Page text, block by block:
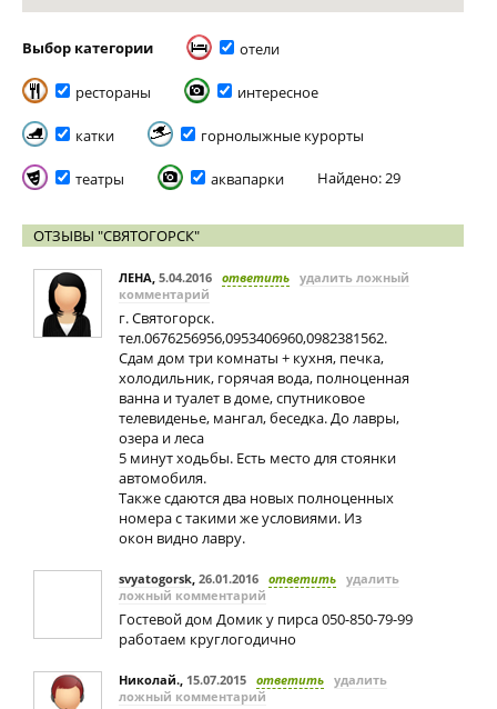
Выбор категории отели
рестораны интересное
катки горнолыжные курорты
театры аквапарки Найдено: 29
ОТЗЫВЫ "СВЯТОГОРСК"
ЛЕНА, 5.04.2016 ответить удалить ложный
комментарий
г. Святогорск.
тел.0676256956,0953406960,0982381562.
Сдам дом три комнаты + кухня, печка,
холодильник, горячая вода, полноценная
ванна и туалет в доме, спутниковое
телевиденье, мангал, беседка. До лавры,
озера и леса
5 минут ходьбы. Есть место для стоянки
автомобиля.
Также сдаются два новых полноценных
номера с такими же условиями. Из
окон видно лавру.
svyatogorsk, 26.01.2016 ответить удалить
ложный комментарий
Гостевой дом Домик у пирса 050-850-79-99
работаем круглогодично
Николай., 15.07.2015 ответить удалить
ложный комментарий